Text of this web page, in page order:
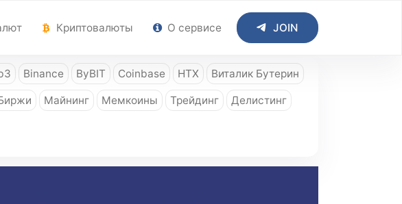
Криптовалюты О сервисе JOIN
Binance ByBIT Coinbase HTX Виталик Бутерин
Майнинг Мемкоины Трейдинг Делистинг